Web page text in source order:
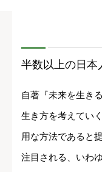
半数以上の日本
自著『未来を生き
生き方を考えてい
用な方法であると
注目される、いわ